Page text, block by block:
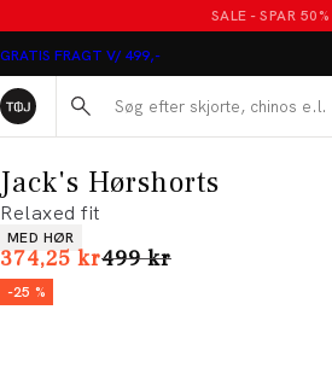
SALE - SPAR 50%
GRATIS FRAGT V/ 499,-
Søg her...
Jack's Hørshorts
Relaxed fit
Produkt egenskaber
MED HØR
374,25 krI alt (uden rabat)
499 kr
-25 %